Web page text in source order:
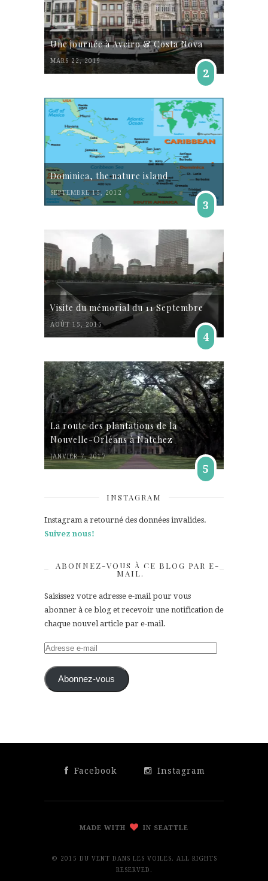
Une journée à Aveiro & Costa Nova
MARS 22, 2019
2
Dominica, the nature island
SEPTEMBRE 15, 2012
3
Visite du mémorial du 11 Septembre
AOÛT 15, 2015
4
La route des plantations de la
Nouvelle-Orléans à Natchez
JANVIER 7, 2017
5
INSTAGRAM
Instagram a retourné des données invalides.
Suivez nous!
ABONNEZ-VOUS À CE BLOG PAR E-
MAIL.
Saisissez votre adresse e-mail pour vous
abonner à ce blog et recevoir une notification de
chaque nouvel article par e-mail.
Adresse
mail Abonnez-vous
Facebook Instagram
MADE WITH IN SEATTLE
© 2015 DU VENT DANS LES VOILES. ALL RIGHTS
RESERVED.